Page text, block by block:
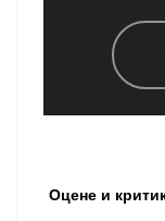
Оцене и